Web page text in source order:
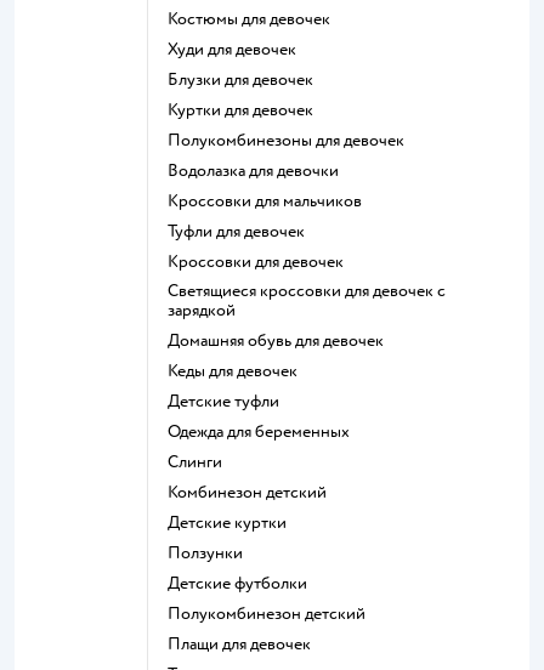
Костюмы для девочек
Худи для девочек
Блузки для девочек
Куртки для девочек
Полукомбинезоны для девочек
Водолазка для девочки
Кроссовки для мальчиков
Туфли для девочек
Кроссовки для девочек
Светящиеся кроссовки для девочек с
зарядкой
Домашняя обувь для девочек
Кеды для девочек
Детские туфли
Одежда для беременных
Слинги
Комбинезон детский
Детские куртки
Ползунки
Детские футболки
Полукомбинезон детский
Плащи для девочек